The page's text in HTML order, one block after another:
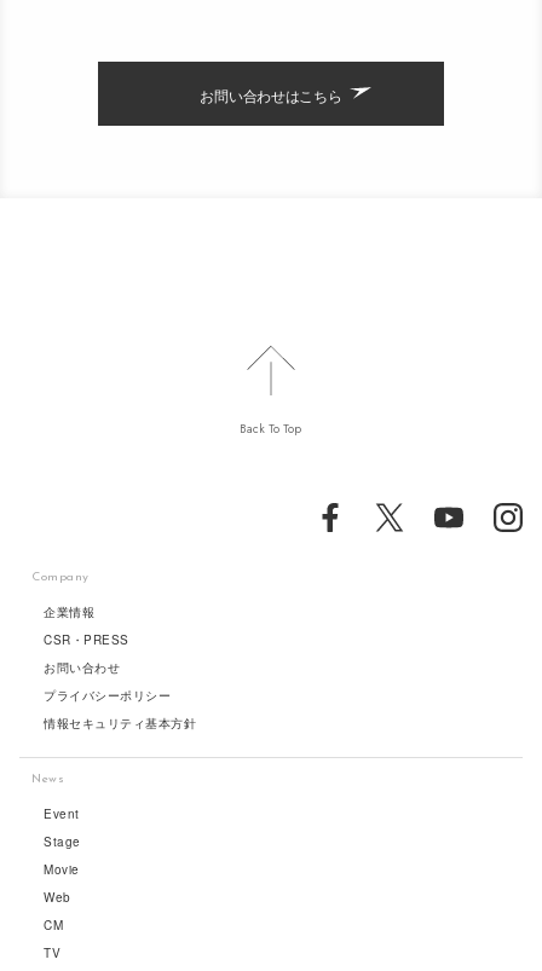
お問い合わせはこちら
Back To Top
Company
企業情報
CSR・PRESS
お問い合わせ
プライバシーポリシー
情報セキュリティ基本方針
News
Event
Stage
Movie
Web
CM
TV